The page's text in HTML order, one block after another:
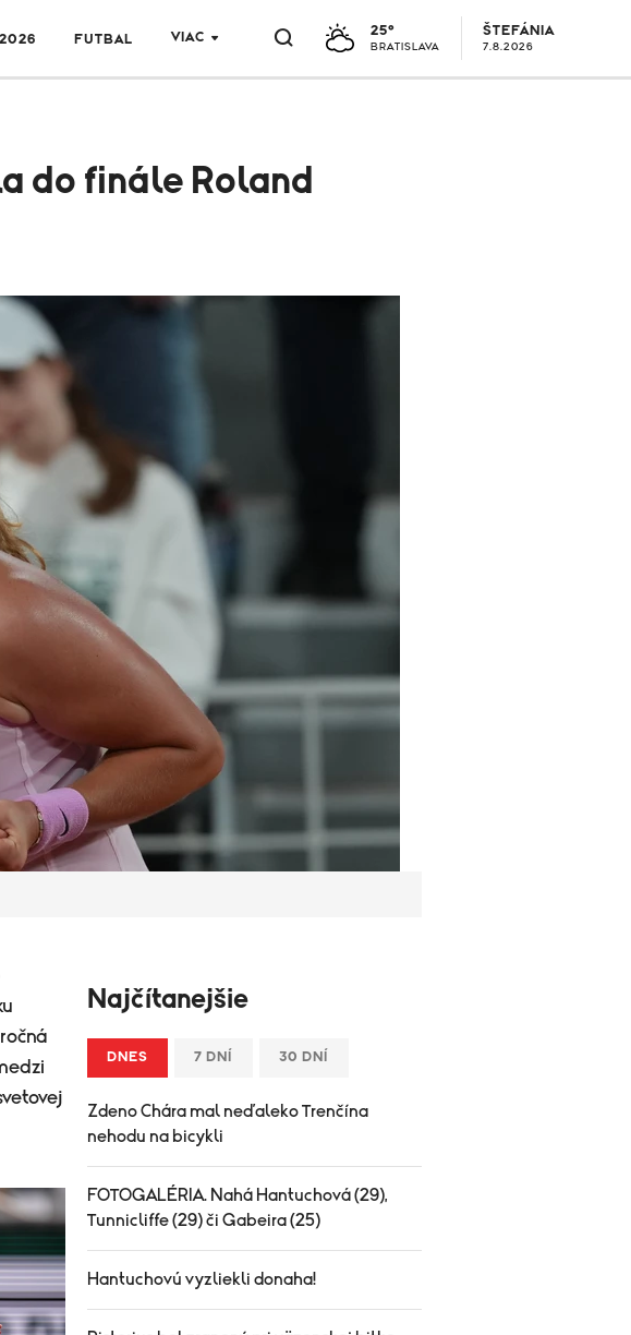
FUTBAL VIAC 25°
BRATISLAVA
ŠTEFÁNIA
7.8.2026
do finále Roland
Najčítanejšie
DNES 7 DNÍ 30 DNÍ
Zdeno Chára mal neďaleko Trenčína
nehodu na bicykli
FOTOGALÉRIA. Nahá Hantuchová (29),
Tunnicliffe (29) či Gabeira (25)
Hantuchovú vyzliekli donaha!